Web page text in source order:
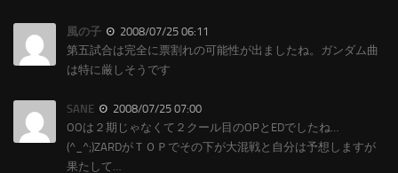
風の子
2008/07/25 06:11
第五試合は完全に票割れの可能性が出ましたね。ガンダム曲
は特に厳しそうです
SANE
2008/07/25 07:00
OOは２期じゃなくて２クール目のOPとEDでしたね…
(^_^;)ZARDがＴＯＰでその下が大混戦と自分は予想しますが
果たして…